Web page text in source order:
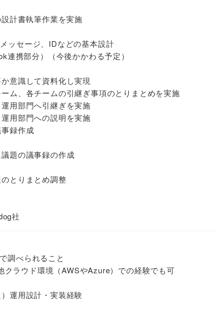
計書執筆作業を実施
ッセージ、IDなどの基本設計
携部分）（今後かかわる予定）
意識して資料化し実現
ム、各チームの引継ぎ事項のとりまとめを実施
用部門へ引継ぎを実施
用部門への説明を実施
録作成
題の議事録の作成
とりまとめ調整
社
調べられること
クラウド環境（AWSやAzure）での経験でも可
運用設計・実装経験